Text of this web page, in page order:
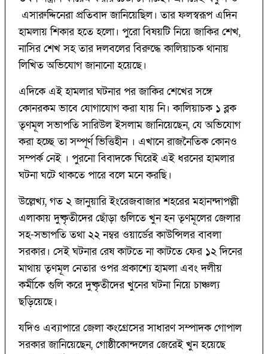
এসারুদ্দিনেরা প্রতিবাদ জানিয়েছিল। তার ফলস্বরূপ এদিন
হামলায় শিকার হতে হলো। পুরো বিষয়টি নিয়ে জাকির শেখ,
নাসির শেখ সহ তার দলবলের বিরুদ্ধে কালিয়াচক থানায়
লিখিত অভিযোগ জানানো হয়েছে।
এদিকে এই হামলার ঘটনার পর জাকির শেখের সঙ্গে
কোনরকম ভাবে যোগাযোগ করা যায় নি। কালিয়াচক ১ ব্লক
তৃণমূল সভাপতি সারিউল ইসলাম জানিয়েছেন, যে অভিযোগ
করা হচ্ছে তা সম্পূর্ণ ভিত্তিহীন । এখানে রাজনৈতিক কোনও
সম্পর্ক নেই । পুরনো বিবাদকে ঘিরেই এই ধরনের হামলার
ঘটনা ঘটে থাকতে পারে বলে মনে করছি।
উল্লেখ্য, গত ২ জানুয়ারি ইংরেজবাজার শহরের মহানন্দাপল্লী
এলাকায় দুষ্কৃতীদের ছোঁড়া গুলিতে খুন হন তৃণমূলের জেলার
সহ-সভাপতি তথা ২২ নম্বর ওয়ার্ডের কাউন্সিলর বাবলা
সরকার। সেই ঘটনার রেষ কাটতে না কাটতে ফের ১২ দিনের
মাথায় তৃণমূল নেতার ওপর প্রকাশ্যে হামলা এবং দলীয়
কর্মীকে গুলি করে দুষ্কৃতীদের খুনের ঘটনা নিয়ে চাঞ্চল্য
ছড়িয়েছে।
যদিও এব্যাপারে জেলা কংগ্রেসের সাধারণ সম্পাদক গোপাল
সরকার জানিয়েছেন, গোষ্ঠীকোন্দলের জেরেই খুন হয়েছে